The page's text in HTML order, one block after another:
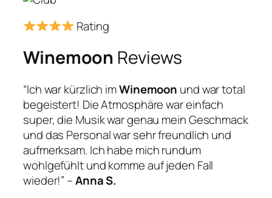
Rating
Winemoon Reviews
“Ich war kürzlich imWinemoon und war total
begeistert! Die Atmosphäre war einfach
super, die Musik war genau mein Geschmack
und das Personal war sehr freundlich und
aufmerksam. Ich habe mich rundum
wohlgefühlt und komme auf jeden Fall
wieder!” –Anna S.